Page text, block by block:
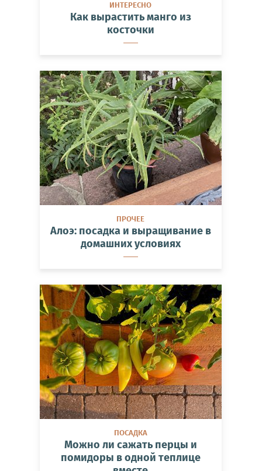
ИНТЕРЕСНО
Как вырастить манго из
косточки
ПРОЧЕЕ
Алоэ: посадка и выращивание в
домашних условиях
ПОСАДКА
Можно ли сажать перцы и
помидоры в одной теплице